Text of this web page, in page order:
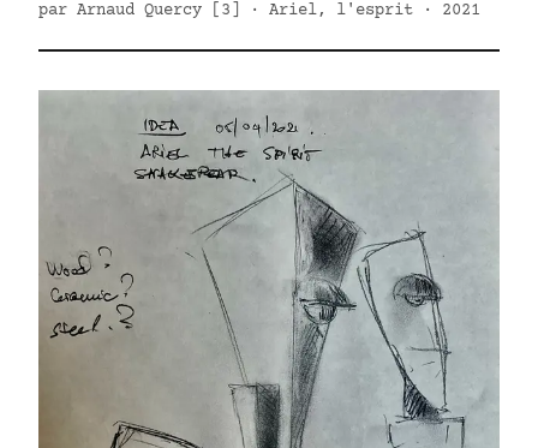
par Arnaud Quercy [3] · Ariel, l'esprit · 2021